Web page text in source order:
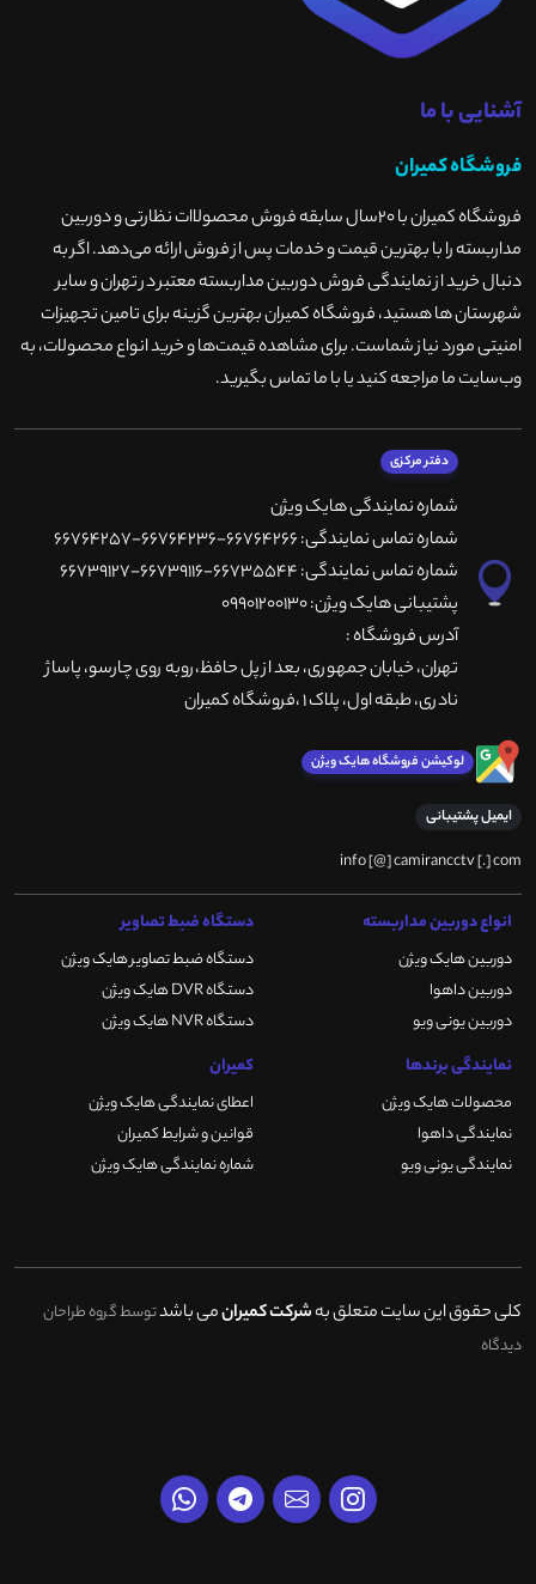
آشنایی با ما
فروشگاه کمیران
فروشگاه کمیران با ۲۰سال سابقه فروش محصولاات نظارتی و دوربین
مداربسته را با بهترین قیمت و خدمات پس از فروش ارائه می‌دهد. اگر به
دنبال خرید از نمایندگی فروش دوربین مداربسته معتبر در تهران و سایر
شهرستان ها هستید، فروشگاه کمیران بهترین گزینه برای تامین تجهیزات
امنیتی مورد نیاز شماست. برای مشاهده قیمت‌ها و خرید انواع محصولات، به
وب‌سایت ما مراجعه کنید یا با ما تماس بگیرید.
دفتر مرکزی
شماره نمایندگی هایک ویژن
شماره تماس نمایندگی: 66764266-66764236-66764257
شماره تماس نمایندگی: 66735544-66739116-66739127
پشتیبانی هایک ویژن: 09901200130
آدرس فروشگاه :
تهران، خيابان جمهوری، بعد از پل حافظ،روبه روی چارسو، پاساژ
نادری، طبقه اول، پلاک 1 ،فروشگاه کمیران
لوکیشن فروشگاه هایک ویژن
ایمیل پشتیبانی
info [@] camirancctv [.] com
انواع دوربین مداربسته
دوربین هایک ویژن
دوربین داهوا
دوربین یونی ویو
دستگاه ضبط تصاویر
دستگاه ضبط تصاویر هایک ویژن
دستگاه DVR هایک ویژن
دستگاه NVR هایک ویژن
نمایندگی برندها
محصولات هایک ویژن
نمایندگی داهوا
نمایندگی یونی ویو
کمیران
اعطای نمایندگی هایک ویژن
قوانین و شرایط کمیران
شماره نمایندگی هایک ویژن
کلی حقوق این سایت متعلق بهشرکت کمیرانمی باشدتوسط گروه طراحان
دیدگاه